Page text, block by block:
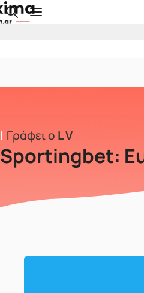
Skip to main content
Γράφει ο L V
Sportingbet: